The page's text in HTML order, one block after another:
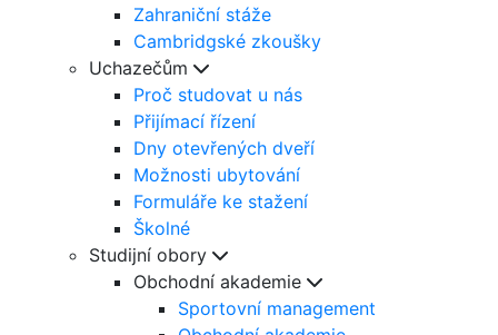
Zahraniční stáže
Cambridgské zkoušky
Uchazečům
Proč studovat u nás
Přijímací řízení
Dny otevřených dveří
Možnosti ubytování
Formuláře ke stažení
Školné
Studijní obory
Obchodní akademie
Sportovní management